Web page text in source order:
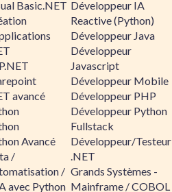
Basic.NET
avancé
Avancé
/
/
avec Python
Développeur IA
Reactive (Python)
Développeur Java
Développeur
Javascript
Développeur Mobile
Développeur PHP
Développeur Python
Fullstack
Développeur/Testeur
.NET
Grands Systèmes -
Mainframe / COBOL